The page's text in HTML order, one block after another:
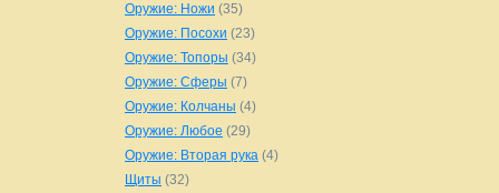
Оружие: Ножи (35)
Оружие: Посохи (23)
Оружие: Топоры (34)
Оружие: Сферы (7)
Оружие: Колчаны (4)
Оружие: Любое (29)
Оружие: Вторая рука (4)
Щиты (32)